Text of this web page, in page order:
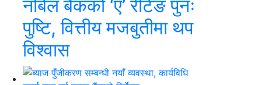
नबिल बैंकको ‘ए’ रेटिङ पुनः
पुष्टि, वित्तीय मजबुतीमा थप
विश्वास